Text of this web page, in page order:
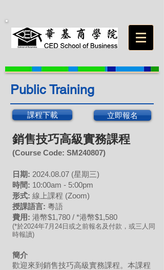
Public Training
課程下載 立即報名
銷售技巧高級實務課程
(Course Code: SM240807)
日期: 2024.08.07 (星期三)
時間: 10:00am - 5:00pm
形式: 線上課程 (Zoom)
授課語言: 粵語
費用: 港幣$1,780 / *港幣$1,580
(*於2024年7月24日或之前報名及付款，或三人同
時報讀)
簡介
歡迎來到銷售技巧高級實務課程。本課程